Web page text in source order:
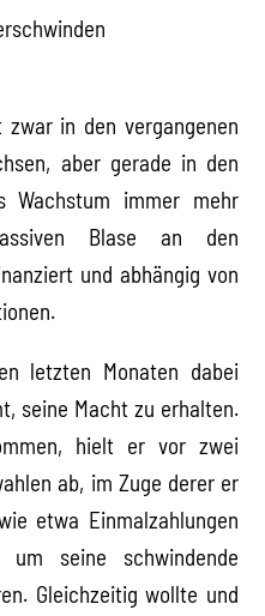
in den vergangenen
aber gerade in den
Wachstum immer mehr
Blase an den
und abhängig von
letzten Monaten dabei
seine Macht zu erhalten.
hielt er vor zwei
ab, im Zuge derer er
etwa Einmalzahlungen
um seine schwindende
Gleichzeitig wollte und